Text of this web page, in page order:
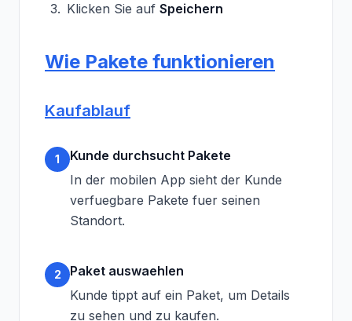
Klicken Sie auf Speichern
Wie Pakete funktionieren
Kaufablauf
1
Kunde durchsucht Pakete
In der mobilen App sieht der Kunde
verfuegbare Pakete fuer seinen
Standort.
2
Paket auswaehlen
Kunde tippt auf ein Paket, um Details
zu sehen und zu kaufen.